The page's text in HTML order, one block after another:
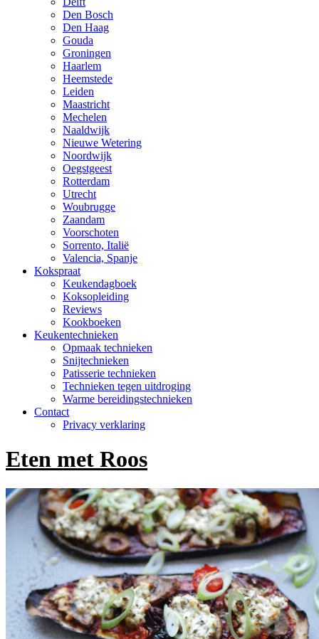
Den Bosch
Den Haag
Gouda
Groningen
Haarlem
Heemstede
Leiden
Maastricht
Mechelen
Naaldwijk
Nieuwe Wetering
Noordwijk
Oegstgeest
Rotterdam
Utrecht
Woubrugge
Zaandam
Voorschoten
Sorrento, Italië
Valencia, Spanje
Kokspraat
Keukendagboek
Koksopleiding
Reviews
Kookboeken
Keukentechnieken
Opmaak technieken
Snijtechnieken
Patisserie technieken
Technieken tegen uitdroging
Warme bereidingstechnieken
Contact
Privacy verklaring
Eten met Roos